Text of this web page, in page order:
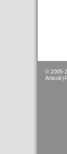
© 2005-
Articoli